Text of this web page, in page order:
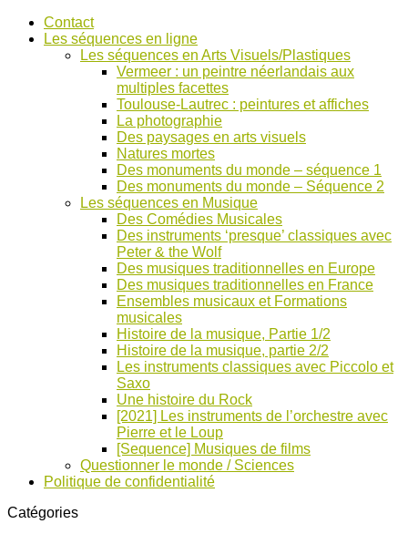
AccéderContact
Les séquences en ligne
Les séquences en Arts Visuels/Plastiques
Vermeer : un peintre néerlandais aux
multiples facettes
Toulouse-Lautrec : peintures et affiches
La photographie
Des paysages en arts visuels
Natures mortes
Des monuments du monde – séquence 1
Des monuments du monde – Séquence 2
Les séquences en Musique
Des Comédies Musicales
Des instruments ‘presque’ classiques avec
Peter & the Wolf
Des musiques traditionnelles en Europe
Des musiques traditionnelles en France
Ensembles musicaux et Formations
musicales
Histoire de la musique, Partie 1/2
Histoire de la musique, partie 2/2
Les instruments classiques avec Piccolo et
Saxo
Une histoire du Rock
[2021] Les instruments de l’orchestre avec
Pierre et le Loup
[Sequence] Musiques de films
Questionner le monde / Sciences
Politique de confidentialité
Catégories